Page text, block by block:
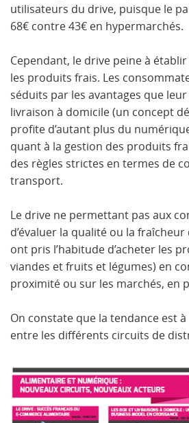
utilisateurs du drive, puisque le
68€ contre 43€ en hypermarchés.
Cependant, le drive peine à
les produits frais. Les
séduits par les avantages que
livraison à domicile (un concept
profite d’autant plus du
quant à la gestion des produits
des règles strictes en termes de
transport.
Le drive ne permettant pas aux
d’évaluer la qualité ou la
ont pris l’habitude d’acheter les
viandes et fruits et légumes) en
proximité ou sur les marchés, en
On constate que la tendance est
entre les différents circuits de